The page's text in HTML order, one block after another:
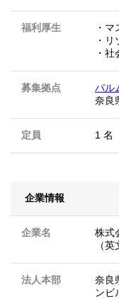
福利厚生
・
・
・
募集拠点
パル
奈良
定員 1 名
企業情報
企業名
株式
（
法人本部
奈良
ンビ